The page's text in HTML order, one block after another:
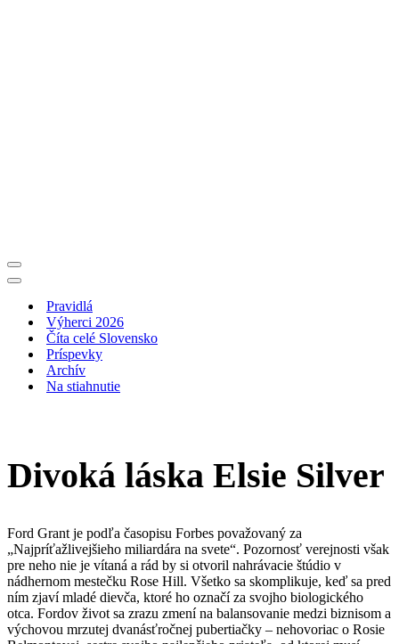
Menu
navigácie
Menu
navigáciePravidlá
Výherci 2026
Číta celé Slovensko
Príspevky
Archív
Na stiahnutie
Divoká láska Elsie Silver
Ford Grant je podľa časopisu Forbes považovaný za
„Najpríťažlivejšieho miliardára na svete“. Pozornosť verejnosti však
pre neho nie je vítaná a rád by si otvoril nahrávacie štúdio v
nádhernom mestečku Rose Hill. Všetko sa skomplikuje, keď sa pred
ním zjaví mladé dievča, ktoré ho označí za svojho biologického
otca. Fordov život sa zrazu zmení na balansovanie medzi biznisom a
výchovou mrzutej dvanásťročnej pubertiačky – nehovoriac o Rosie